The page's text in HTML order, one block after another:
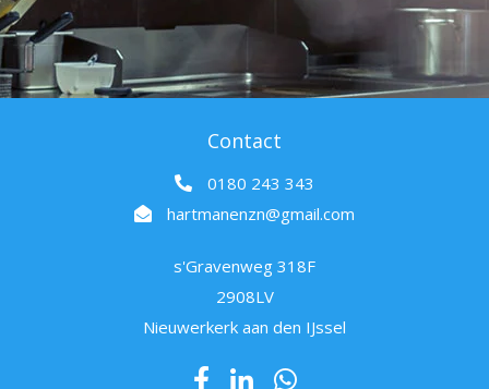
Contact
0180 243 343
hartmanenzn@gmail.com
s'Gravenweg 318F
2908LV
Nieuwerkerk aan den IJssel